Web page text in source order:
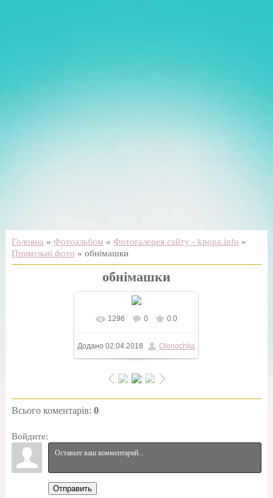
Головна » Фотоальбом » Фотогалерея сайту - knopa.info »
Прикольні фото » обнімашки
обнімашки
У реальному розмірі
1096x1080/ 159.4Kb
1296 0 0.0
Додано 02.04.2018 Olenochka
Всього коментарів: 0
Войдите:
Отправить